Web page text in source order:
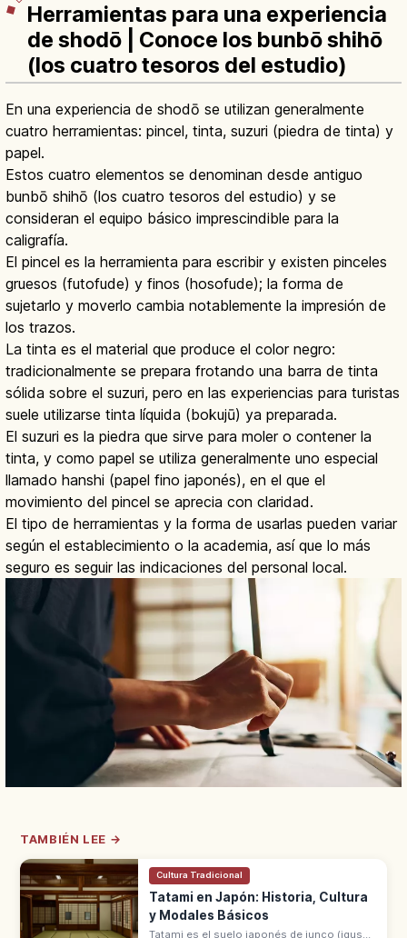
Herramientas para una experiencia
de shodō | Conoce los bunbō shihō
(los cuatro tesoros del estudio)
En una experiencia de shodō se utilizan generalmente
cuatro herramientas: pincel, tinta, suzuri (piedra de tinta) y
papel.
Estos cuatro elementos se denominan desde antiguo
bunbō shihō (los cuatro tesoros del estudio) y se
consideran el equipo básico imprescindible para la
caligrafía.
El pincel es la herramienta para escribir y existen pinceles
gruesos (futofude) y finos (hosofude); la forma de
sujetarlo y moverlo cambia notablemente la impresión de
los trazos.
La tinta es el material que produce el color negro:
tradicionalmente se prepara frotando una barra de tinta
sólida sobre el suzuri, pero en las experiencias para turistas
suele utilizarse tinta líquida (bokujū) ya preparada.
El suzuri es la piedra que sirve para moler o contener la
tinta, y como papel se utiliza generalmente uno especial
llamado hanshi (papel fino japonés), en el que el
movimiento del pincel se aprecia con claridad.
El tipo de herramientas y la forma de usarlas pueden variar
según el establecimiento o la academia, así que lo más
seguro es seguir las indicaciones del personal local.
TAMBIÉN LEE →
Cultura Tradicional
Tatami en Japón: Historia, Cultura
y Modales Básicos
Tatami es el suelo japonés de junco (igusa),